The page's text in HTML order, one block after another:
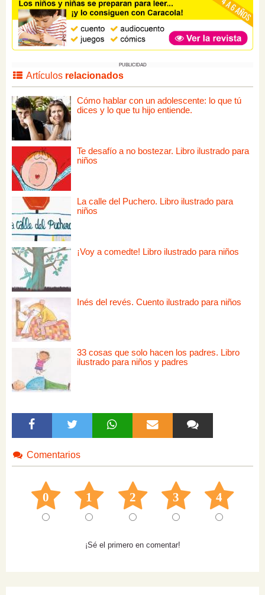
PUBLICIDAD
Artículos relacionados
Cómo hablar con un adolescente: lo que tú
dices y lo que tu hijo entiende.
Te desafío a no bostezar. Libro ilustrado para
niños
La calle del Puchero. Libro ilustrado para
niños
¡Voy a comedte! Libro ilustrado para niños
Inés del revés. Cuento ilustrado para niños
33 cosas que solo hacen los padres. Libro
ilustrado para niños y padres
Comentarios
0 1 2 3 4
¡Sé el primero en comentar!